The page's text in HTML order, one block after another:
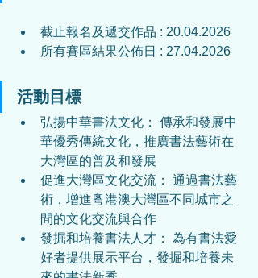
截止報名及遞交作品 : 20.04.2026
所有賽區結果公佈日 : 27.04.2026
活動目標
弘揚中華書法文化： 傳承和發展中
華優秀傳統文化，推廣書法藝術在
大灣區的普及和發展
促進大灣區文化交流： 通過書法藝
術，增進粵港澳大灣區不同城市之
間的文化交流與合作
發掘和培養書法人才： 為有書法愛
好者提供展示平台，發掘和培養未